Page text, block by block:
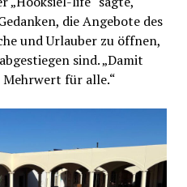
die Angebote des
und Urlauber zu öffnen,
sind. „Damit
für alle.“